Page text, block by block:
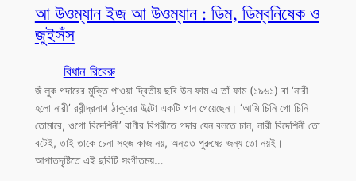
আ উওম্যান ইজ আ উওম্যান : ডিম, ডিম্বনিষেক ও
জুইসঁস
বিধান রিবেরু
জঁ লুক গদারের মুক্তি পাওয়া দ্বিতীয় ছবি উন ফাম এ তাঁ ফাম (১৯৬১) বা ‘নারী
হলো নারী’ রবীন্দ্রনাথ ঠাকুরের উল্টো একটি গান গেয়েছেন। ‘আমি চিনি গো চিনি
তোমারে, ওগো বিদেশিনী’ বাণীর বিপরীতে গদার যেন বলতে চান, নারী বিদেশিনী তো
বটেই, তাই তাকে চেনা সহজ কাজ নয়, অন্তত পুরুষের জন্য তো নয়ই।
আপাতদৃষ্টিতে এই ছবিটি সংগীতময়…